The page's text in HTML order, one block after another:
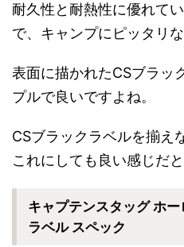
耐久性と耐熱性に優れて
で、キャンプにピッタリな
表面に描かれたCSブラッ
プルで良いですよね。
CSブラックラベルを揃え
これにしても良い感じだと
キャプテンスタッグ ホ
ラベル スペック